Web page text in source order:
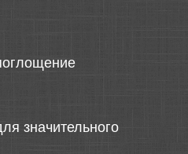
значительного